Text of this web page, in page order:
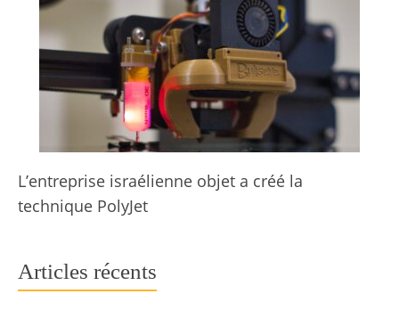
L’entreprise israélienne objet a créé la
technique PolyJet
Articles récents